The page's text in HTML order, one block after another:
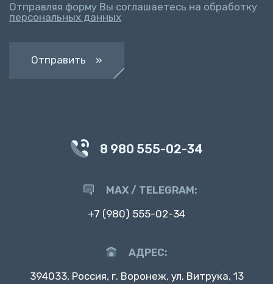
Отправляя форму Вы соглашаетесь на обработку
персональных данных
Отправить »
8 980 555-02-34
MAX / TELEGRAM:
+7 (980) 555-02-34
АДРЕС:
394033, Россия, г. Воронеж, ул. Витрука, 13